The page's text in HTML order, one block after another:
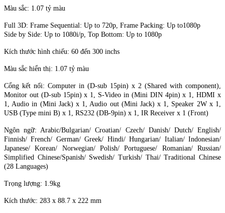
Màu sắc: 1.07 tỷ màu
Full 3D: Frame Sequential: Up to 720p, Frame Packing: Up to1080p
Side by Side: Up to 1080i/p, Top Bottom: Up to 1080p‎
Kích thước hình chiếu: 60 đến 300 inchs
Màu sắc hiển thị: 1.07 tỷ màu
Cổng kết nối: Computer in (D-sub 15pin) x 2 (Shared with component),
Monitor out (D-sub 15pin) x 1, S-Video in (Mini DIN 4pin) x 1, HDMI x
1, Audio in (Mini Jack) x 1, Audio out (Mini Jack) x 1, Speaker 2W x 1,
USB (Type mini B) x 1, RS232 (DB-9pin) x 1, IR Receiver x 1 (Front) ‎
Ngôn ngữ: Arabic/Bulgarian/ Croatian/ Czech/ Danish/ Dutch/ English/
Finnish/ French/ German/ Greek/ Hindi/ Hungarian/ Italian/ Indonesian/
Japanese/ Korean/ Norwegian/ Polish/ Portuguese/ Romanian/ Russian/
Simplified Chinese/Spanish/ Swedish/ Turkish/ Thai/ Traditional Chinese
(28 Languages) ‎
Trọng lượng: 1.9kg
Kích thước: 283 x 88.7 x 222 mm